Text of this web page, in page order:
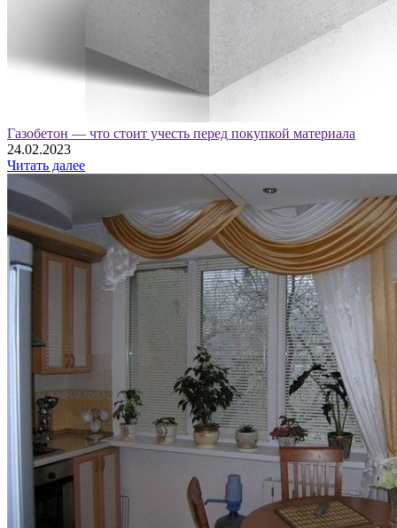
Газобетон — что стоит учесть перед покупкой материала
24.02.2023
Читать далее